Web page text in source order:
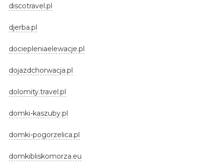
discotravel.pl
djerba.pl
dociepleniaelewacje.pl
dojazdchorwacja.pl
dolomity.travel.pl
domki-kaszuby.pl
domki-pogorzelica.pl
domkibliskomorza.eu